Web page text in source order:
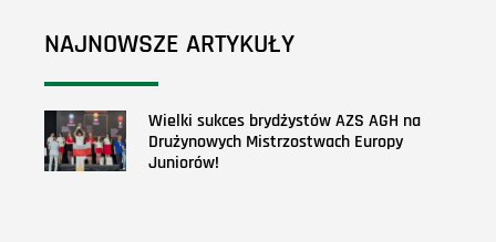
NAJNOWSZE ARTYKUŁY
Wielki sukces brydżystów AZS AGH na
Drużynowych Mistrzostwach Europy
Juniorów!